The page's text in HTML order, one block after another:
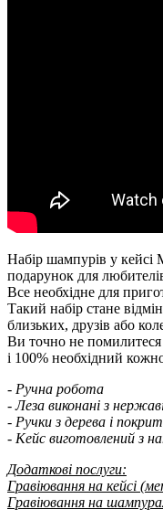
Набір шампурів у
подарунок для
Все необхідне для
Такий набір стане
близьких, друзів або
Ви точно не
і 100% необхідний
- Ручна робота
- Леза виконані з
- Ручки з дерева і
- Кейс виготовлений з
Додаткові послуги:
Гравіювання на кейсі
Гравіювання на